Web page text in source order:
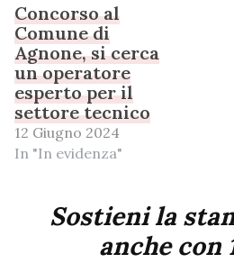
Concorso al
Comune di
Agnone, si cerca
un operatore
esperto per il
settore tecnico
12 Giugno 2024
In "In evidenza"
Sostieni la
anche con